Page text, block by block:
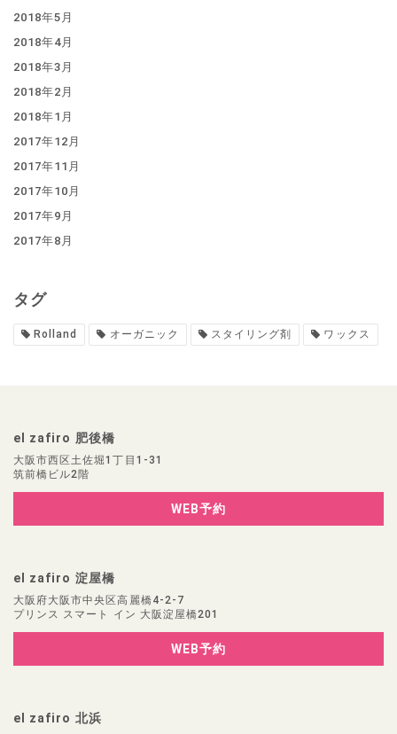
2018年5月
2018年4月
2018年3月
2018年2月
2018年1月
2017年12月
2017年11月
2017年10月
2017年9月
2017年8月
タグ
Rolland オーガニック スタイリング剤 ワックス
el zafiro 肥後橋
大阪市西区土佐堀1丁目1-31
筑前橋ビル2階
WEB予約
el zafiro 淀屋橋
大阪府大阪市中央区高麗橋4-2-7
プリンス スマート イン 大阪淀屋橋201
WEB予約
el zafiro 北浜